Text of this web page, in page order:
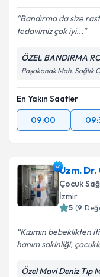
Kişisel
'ni
kapsamda
Bandırma da size
tedavimiz çok iyi...
ÖZEL BANDIRMA
Paşakonak Mah. Sağlık
En Yakın Saatler
09:00
Uzm.
Çocuk
İzmir
5 (9
Kızımın bebeklikten
hanım sakinliği,
Özel Mavi Deniz Tıp